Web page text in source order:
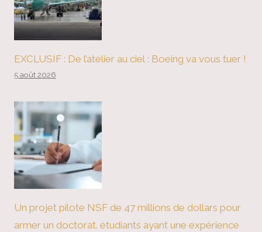
EXCLUSIF : De l’atelier au ciel : Boeing va vous tuer !
5 août 2026
Un projet pilote NSF de 47 millions de dollars pour
armer un doctorat. étudiants ayant une expérience